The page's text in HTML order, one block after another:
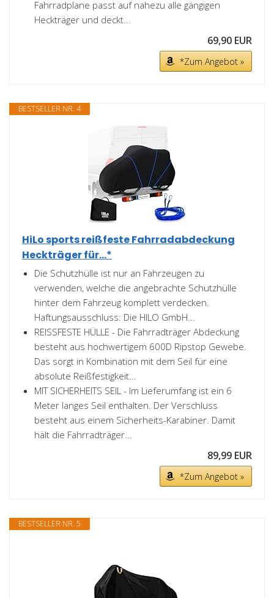
Fahrradplane passt auf nahezu alle gängigen
Heckträger und deckt...
69,90 EUR
*Zum Angebot »
BESTSELLER NR. 4
HiLo sports reißfeste Fahrradabdeckung
Heckträger für...*
Die Schutzhülle ist nur an Fahrzeugen zu
verwenden, welche die angebrachte Schutzhülle
hinter dem Fahrzeug komplett verdecken.
Haftungsausschluss: Die HILO GmbH...
REISSFESTE HÜLLE - Die Fahrradträger Abdeckung
besteht aus hochwertigem 600D Ripstop Gewebe.
Das sorgt in Kombination mit dem Seil für eine
absolute Reißfestigkeit...
MIT SICHERHEITS SEIL - Im Lieferumfang ist ein 6
Meter langes Seil enthalten. Der Verschluss
besteht aus einem Sicherheits-Karabiner. Damit
hält die Fahrradträger...
89,99 EUR
*Zum Angebot »
BESTSELLER NR. 5